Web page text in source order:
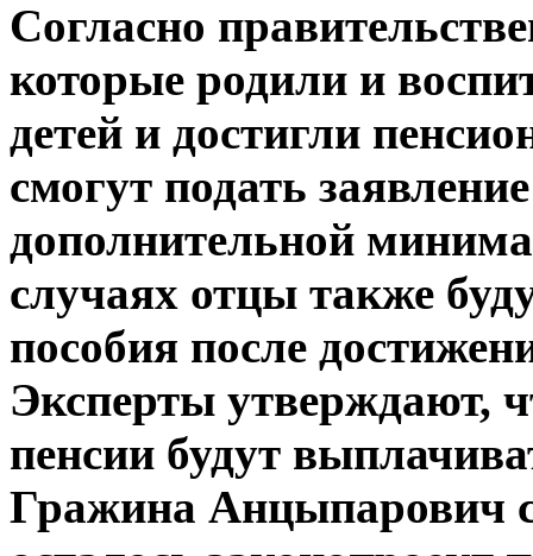
Согласно
которые родили и
детей и достигли
смогут подать
дополнительной
случаях отцы также
пособия после
Эксперты утверждают,
пенсии будут
Гражина Анцыпарович